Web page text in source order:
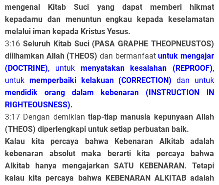
mengenal Kitab Suci yang dapat memberi hikmat
kepadamu dan menuntun engkau kepada keselamatan
melalui iman kepada Kristus Yesus.
3:16 Seluruh Kitab Suci (PASA GRAPHE THEOPNEUSTOS)
diilhamkan Allah (THEOS) dan bermanfaatuntuk mengajar
(DOCTRINE), untuk menyatakan kesalahan (REPROOF),
untuk memperbaiki kelakuan (CORRECTION) dan untuk
mendidik orang dalam kebenaran (INSTRUCTION IN
RIGHTEOUSNESS).
3:17 Dengan demikian tiap-tiap manusia kepunyaan Allah
(THEOS) diperlengkapi untuk setiap perbuatan baik.
Kalau kita percaya bahwa Kebenaran Alkitab adalah
kebenaran absolut maka berarti kita percaya bahwa
Alkitab hanya mengajarkan SATU KEBENARAN. Tetapi
kalau kita percaya bahwa KEBENARAN ALKITAB adalah